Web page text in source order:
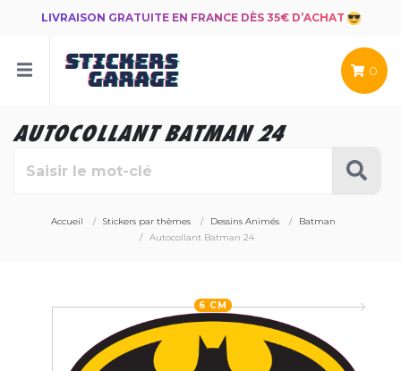
LIVRAISON GRATUITE EN FRANCE DÈS 35€ D’ACHAT
0
AUTOCOLLANT BATMAN 24
Accueil Stickers par thèmes Dessins Animés
Batman
Autocollant Batman 24
6 CM